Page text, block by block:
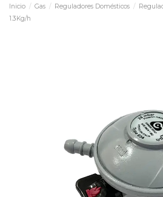
Inicio Gas Reguladores Domésticos
1.3Kg/h